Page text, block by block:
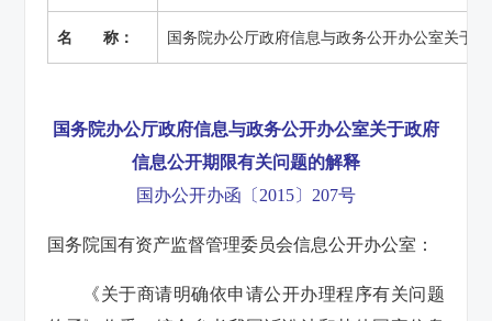
名 称： 国务院办公厅政府信息与政务公开办公室关于
国务院办公厅政府信息与政务公开办公室关于政府
信息公开期限有关问题的解释
国办公开办函〔2015〕207号
国务院国有资产监督管理委员会信息公开办公室：
《关于商请明确依申请公开办理程序有关问题